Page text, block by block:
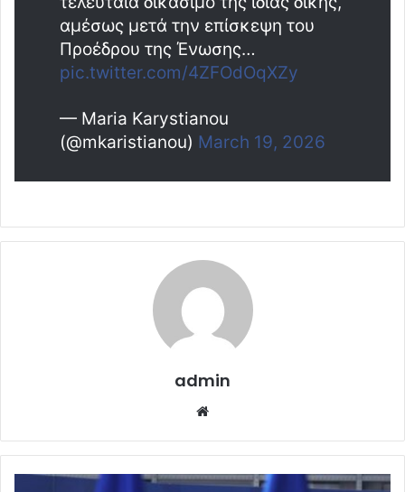
αμέσως μετά την επίσκεψη του
Προέδρου της Ένωσης…
pic.twitter.com/4ZFOdOqXZy
— Maria Karystianou
(@mkaristianou) March 19, 2026
admin